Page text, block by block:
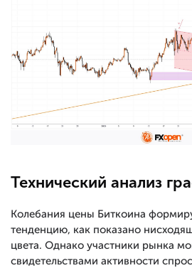
Технический анализ
Колебания цены Биткоина
тенденцию, как показано
цвета. Однако участники рынка
свидетельствами активности